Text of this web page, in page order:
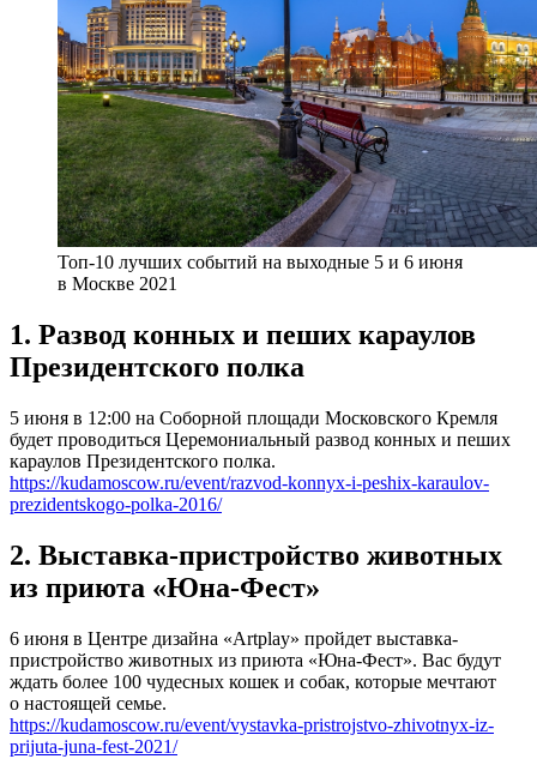
Топ-10 лучших событий на выходные 5 и 6 июня
в Москве 2021
1. Развод конных и пеших караулов
Президентского полка
5 июня в 12:00 на Соборной площади Московского Кремля
будет проводиться Церемониальный развод конных и пеших
караулов Президентского полка.
https://kudamoscow.ru/event/razvod-konnyx-i-peshix-karaulov-
prezidentskogo-polka-2016/
2. Выставка-пристройство животных
из приюта «Юна-Фест»
6 июня в Центре дизайна «Artplay» пройдет выставка-
пристройство животных из приюта «Юна-Фест». Вас будут
ждать более 100 чудесных кошек и собак, которые мечтают
о настоящей семье.
https://kudamoscow.ru/event/vystavka-pristrojstvo-zhivotnyx-iz-
prijuta-juna-fest-2021/